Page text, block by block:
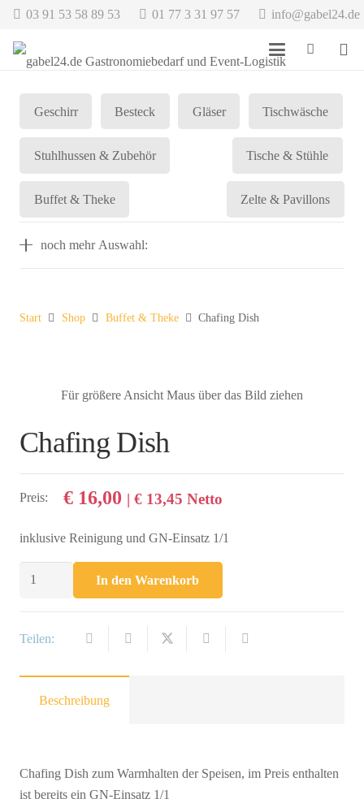
03 91 53 58 89 53 01 77 3 31 97 57 info@gabel24.de
Geschirr Besteck Gläser Tischwäsche
Stuhlhussen & Zubehör Tische & Stühle
Buffet & Theke Zelte & Pavillons
noch mehr Auswahl:
Start Shop Buffet & Theke Chafing Dish
Für größere Ansicht Maus über das Bild ziehen
Chafing Dish
Preis: € 16,00 |€ 13,45 Netto
inklusive Reinigung und GN-Einsatz 1/1
In den Warenkorb
Teilen:
Beschreibung
Chafing Dish zum Warmhalten der Speisen, im Preis enthalten
ist bereits ein GN-Einsatz 1/1